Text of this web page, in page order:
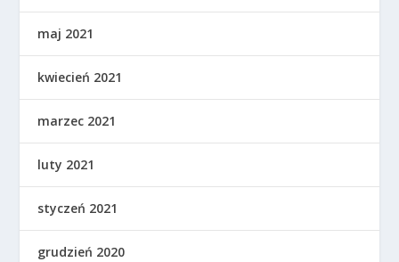
maj 2021
kwiecień 2021
marzec 2021
luty 2021
styczeń 2021
grudzień 2020